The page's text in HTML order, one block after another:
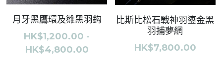
月牙黑鷹環及雛黑羽鈎
HK$1,200.00 -
HK$4,800.00
比斯比松石戰神羽鎏金黑
羽捕夢網
HK$7,800.00